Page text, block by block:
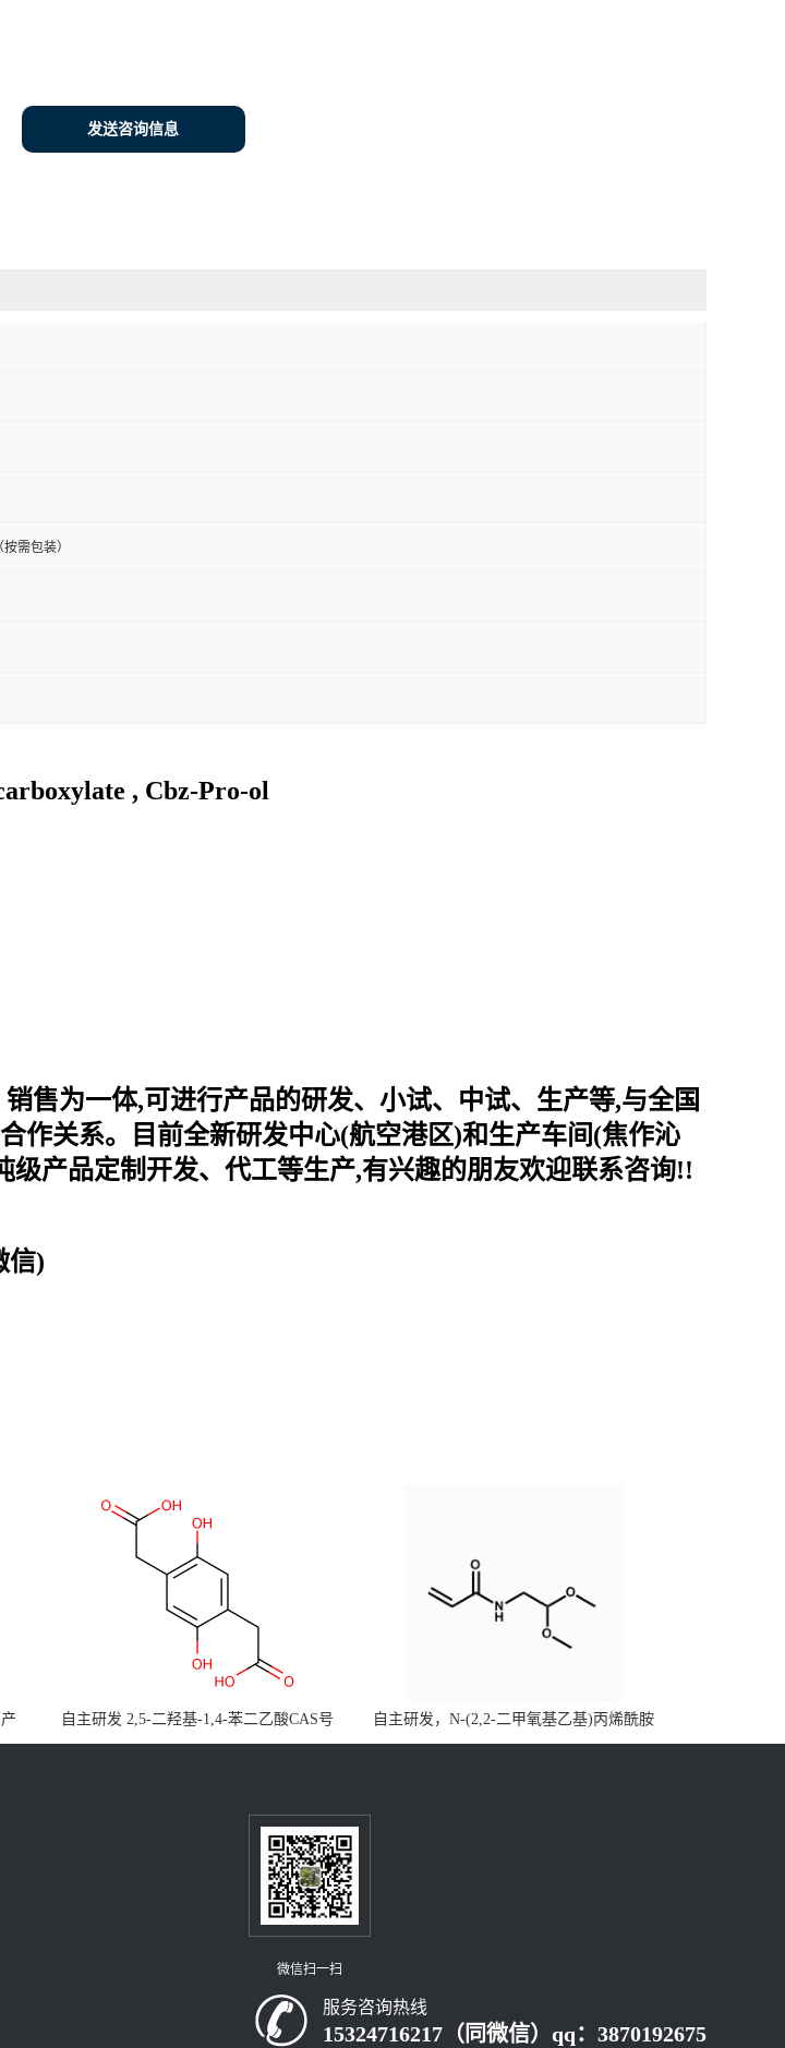
发送咨询信息
需包装）
, Cbz-Pro-ol
售为一体,可进行产品的研发、小试、中试、生产等,与全国
作关系。目前全新研发中心(航空港区)和生产车间(焦作沁
产品定制开发、代工等生产,有兴趣的朋友欢迎联系咨询!!
信)
自主研发 2,5-二羟基-1,4-苯二乙酸CAS号
5488-16-4；公斤级现货优势供应，质量保
自主研发，N-(2,2-二甲氧基乙基)丙烯酰胺
CAS号49707-23-5；丙烯酰胺类单体优势供
微信扫一扫
服务咨询热线
15324716217（同微信）qq：3870192675